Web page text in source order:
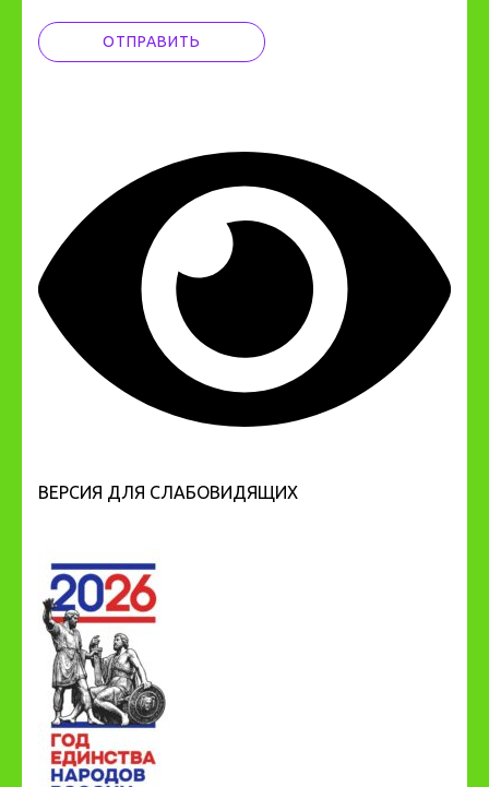
ВЕРСИЯ ДЛЯ СЛАБОВИДЯЩИХ